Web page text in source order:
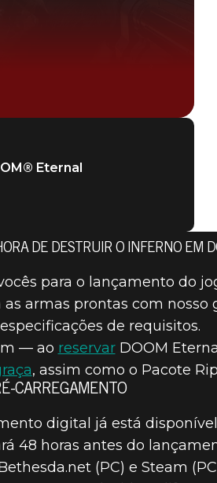
ETERNAL
Eternal
DE DESTRUIR O INFERNO EM
para o lançamento do
as armas prontas com
de requisitos.
— ao reservarDOOM
, assim como o Pacote
CARREGAMENTO
digital já está
48 horas antes do
(PC) e Steam